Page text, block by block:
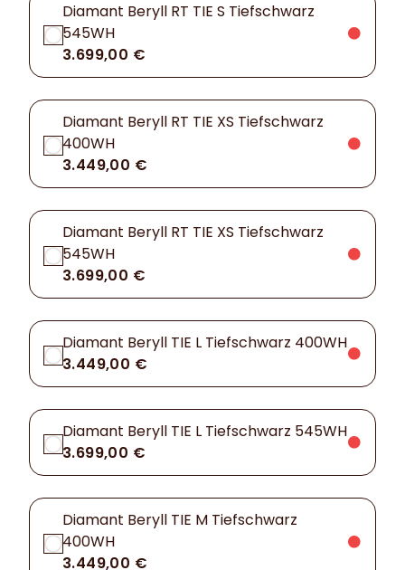
Diamant Beryll RT TIE S Tiefschwarz
545WH
3.699,00 €
Diamant Beryll RT TIE XS Tiefschwarz
400WH
3.449,00 €
Diamant Beryll RT TIE XS Tiefschwarz
545WH
3.699,00 €
Diamant Beryll TIE L Tiefschwarz 400WH
3.449,00 €
Diamant Beryll TIE L Tiefschwarz 545WH
3.699,00 €
Diamant Beryll TIE M Tiefschwarz
400WH
3.449,00 €